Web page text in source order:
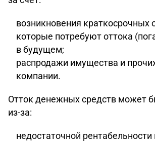
возникновения краткосрочных
которые потребуют оттока
в будущем;
распродажи имущества и
компании.
Отток денежных средств может
из-за:
недостаточной